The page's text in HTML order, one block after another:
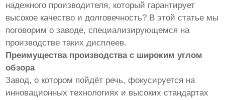
надежного производителя, который гарантирует
высокое качество и долговечность? В этой статье мы
поговорим о заводе, специализирующемся на
производстве таких дисплеев.
Преимущества производства с широким углом
обзора
Завод, о котором пойдёт речь, фокусируется на
инновационных технологиях и высоких стандартах